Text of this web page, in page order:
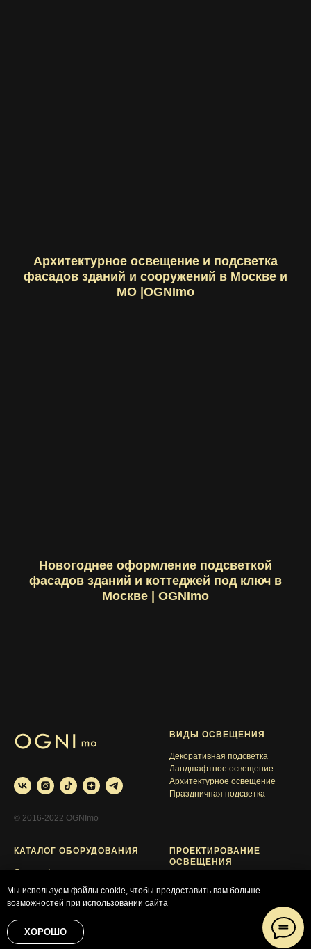
Архитектурное освещение и подсветка
фасадов зданий и сооружений в Москве и
МО |OGNImo
Новогоднее оформление подсветкой
фасадов зданий и коттеджей под ключ в
Москве | OGNImo
© 2016-2022 OGNImo
ВИДЫ ОСВЕЩЕНИЯ
Декоративная подсветка
Ландшафтное освещение
Архитектурное освещение
Праздничная подсветка
КАТАЛОГ ОБОРУДОВАНИЯ
Ландшафтные светильники
Архитектурные светильники
Декоративная светотехника
Полезные материалы
ПРОЕКТИРОВАНИЕ
ОСВЕЩЕНИЯ
+7 (495) 104-81-44
Мы используем файлы cookie, чтобы предоставить вам больше
возможностей при использовании сайта
ХОРОШО